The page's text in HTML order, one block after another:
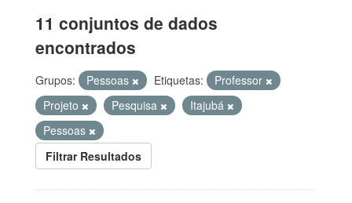
11 conjuntos de dados
encontrados
Grupos: Pessoas Etiquetas:
Professor
Projeto
Pesquisa
Itajubá
Pessoas
Filtrar Resultados